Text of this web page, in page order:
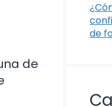
de
de